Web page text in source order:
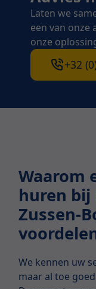
Laten we
een van onze
onze
+32
Waarom
huren bij
Zussen-
We kennen uw
maar al toe